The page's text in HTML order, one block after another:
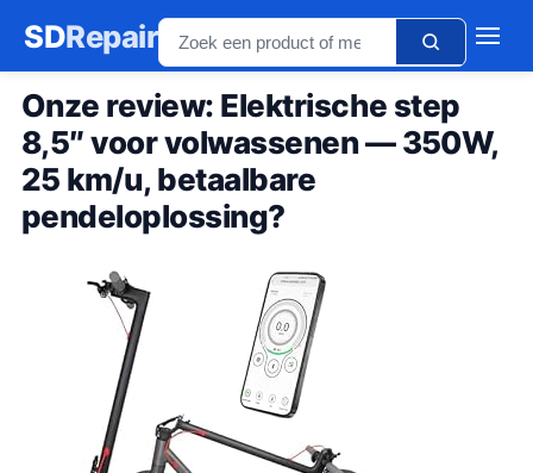
SDRepair
Onze review: Elektrische step
8,5″ voor volwassenen — 350W,
25 km/u, betaalbare
pendeloplossing?